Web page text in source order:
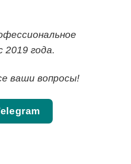
2019 года.
ваши вопросы!